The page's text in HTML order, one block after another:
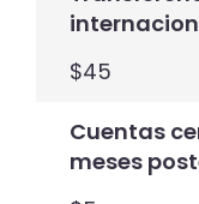
$45
Cuentas
meses